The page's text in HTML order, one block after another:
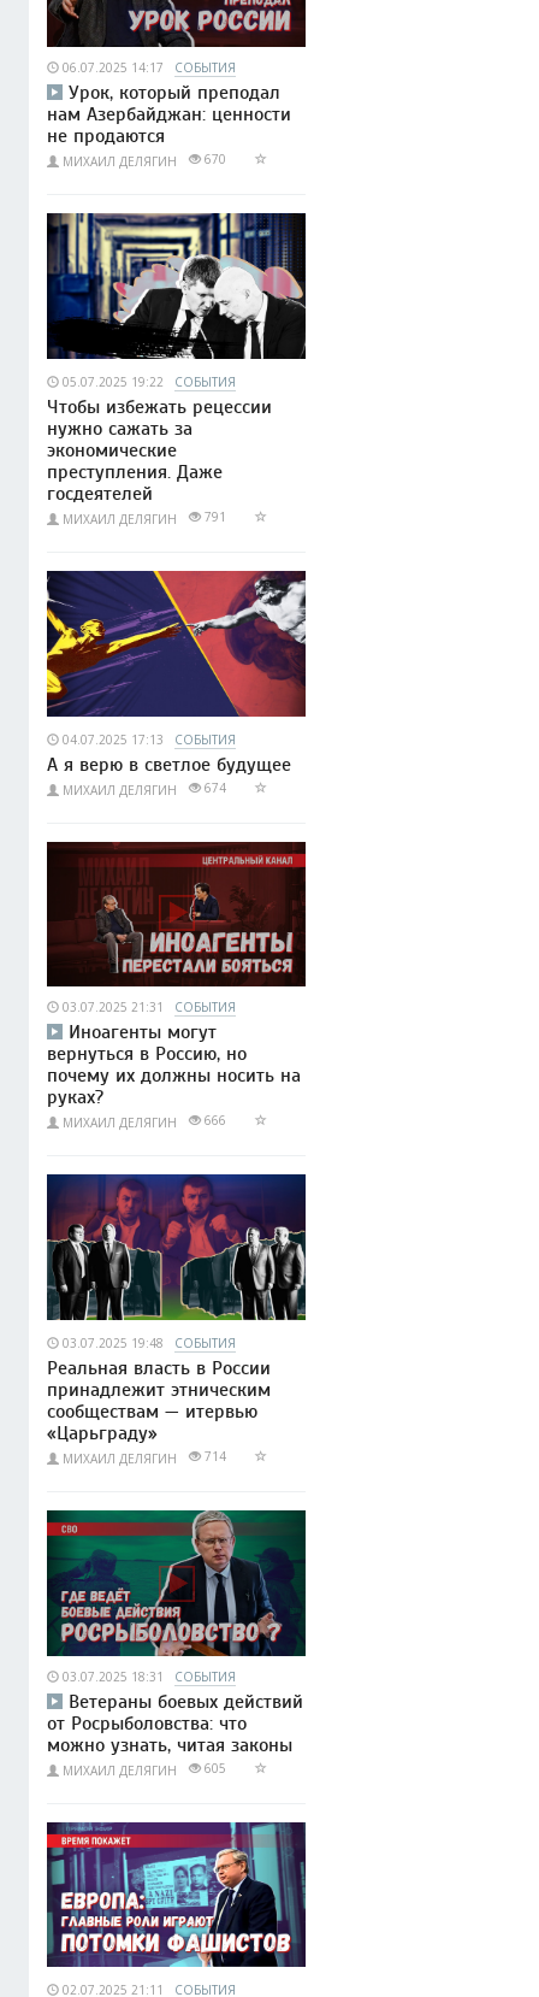
06.07.2025 14:17 СОБЫТИЯ
Урок, который преподал
нам Азербайджан: ценности
не продаются
МИХАИЛ ДЕЛЯГИН 670
05.07.2025 19:22 СОБЫТИЯ
Чтобы избежать рецессии
нужно сажать за
экономические
преступления. Даже
госдеятелей
МИХАИЛ ДЕЛЯГИН 791
04.07.2025 17:13 СОБЫТИЯ
А я верю в светлое будущее
МИХАИЛ ДЕЛЯГИН 674
03.07.2025 21:31 СОБЫТИЯ
Иноагенты могут
вернуться в Россию, но
почему их должны носить на
руках?
МИХАИЛ ДЕЛЯГИН 666
03.07.2025 19:48 СОБЫТИЯ
Реальная власть в России
принадлежит этническим
сообществам — итервью
«Царьграду»
МИХАИЛ ДЕЛЯГИН 714
03.07.2025 18:31 СОБЫТИЯ
Ветераны боевых действий
от Росрыболовства: что
можно узнать, читая законы
МИХАИЛ ДЕЛЯГИН 605
02.07.2025 21:11 СОБЫТИЯ